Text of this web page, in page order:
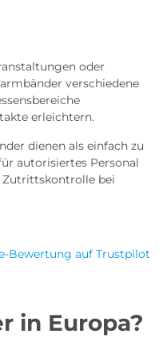
oder
verschiedene
erleichtern.
dienen als einfach zu
autorisiertes Personal
Zutrittskontrolle bei
Bewertung auf Trustpilot
in Europa?